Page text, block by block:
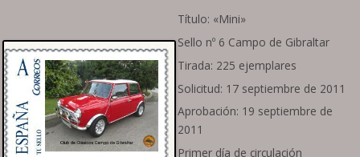
Título: «Mini»
Sello nº 6 Campo de Gibraltar
Tirada: 225 ejemplares
Solicitud: 17 septiembre de 2011
Aprobación: 19 septiembre de
2011
Primer día de circulación